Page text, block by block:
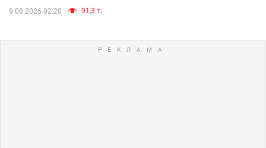
9.08.2026 02:20 91,3 т.